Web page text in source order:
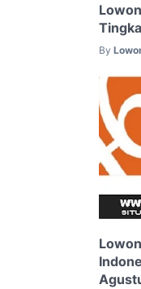
By